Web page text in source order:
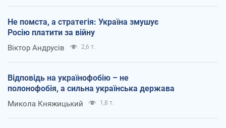
Не помста, а стратегія: Україна змушує
Росію платити за війну
Віктор Андрусів 2,6 т.
Відповідь на українофобію – не
полонофобія, а сильна українська держава
Микола Княжицький 1,8 т.